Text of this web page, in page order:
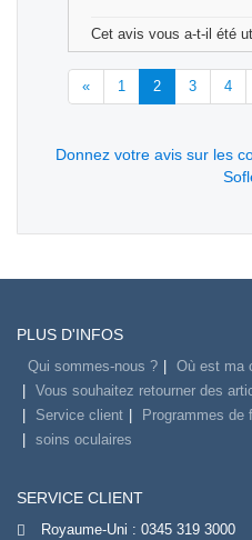
Cet avis vous a-t-il été
« 1 2 3 4
Donnez votre avis sur les
PLUS D'INFOS
Qui sommes-nous ?
Où est ma
Vous souhaitez retourner des
Service client
Programmes de
soins oculaires
SERVICE CLIENT
Royaume-Uni : 0345 319 3000